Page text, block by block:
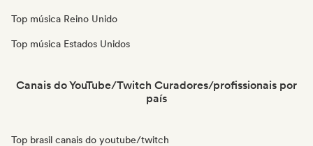
Top música Reino Unido
Top música Estados Unidos
Canais do YouTube/Twitch Curadores/profissionais por
país
Top brasil canais do youtube/twitch